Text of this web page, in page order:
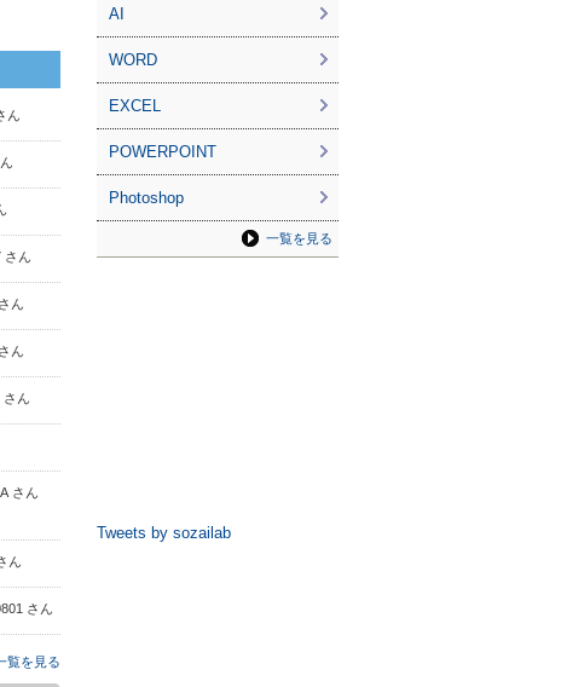
ん
さん
ん
ん
さん
さん
ん
さん
覧を見る
AI
WORD
EXCEL
POWERPOINT
Photoshop
一覧を見る
Tweets by sozailab